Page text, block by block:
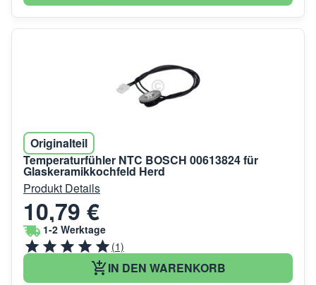
Originalteil
Temperaturfühler NTC BOSCH 00613824 für
Glaskeramikkochfeld Herd
Produkt Details
10,79 €
1-2 Werktage
(1)
IN DEN WARENKORB